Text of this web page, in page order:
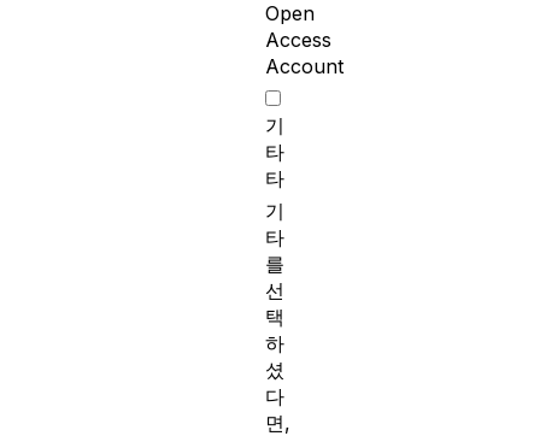
Open
Access
Account
기
타
타
기
타
를
선
택
하
셨
다
면,